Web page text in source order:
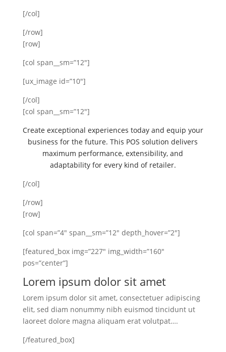
[/col]
[/row]
[row]
[col span__sm=”12″]
[ux_image id=”10″]
[/col]
[col span__sm=”12″]
Create exceptional experiences today and equip your
business for the future. This POS solution delivers
maximum performance, extensibility, and
adaptability for every kind of retailer.
[/col]
[/row]
[row]
[col span=”4″ span__sm=”12″ depth_hover=”2″]
[featured_box img=”227″ img_width=”160″
pos=”center”]
Lorem ipsum dolor sit amet
Lorem ipsum dolor sit amet, consectetuer adipiscing
elit, sed diam nonummy nibh euismod tincidunt ut
laoreet dolore magna aliquam erat volutpat….
[/featured_box]